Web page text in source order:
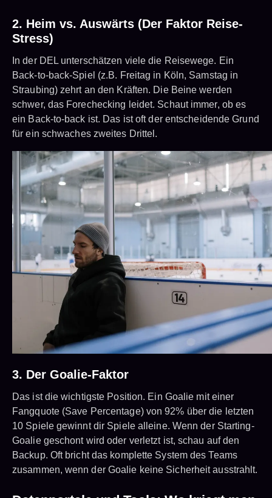
2. Heim vs. Auswärts (Der Faktor Reise-
Stress)
In der DEL unterschätzen viele die Reisewege. Ein
Back-to-back-Spiel (z.B. Freitag in Köln, Samstag in
Straubing) zehrt an den Kräften. Die Beine werden
schwer, das Forechecking leidet. Schaut immer, ob es
ein Back-to-back ist. Das ist oft der entscheidende Grund
für ein schwaches zweites Drittel.
3. Der Goalie-Faktor
Das ist die wichtigste Position. Ein Goalie mit einer
Fangquote (Save Percentage) von 92% über die letzten
10 Spiele gewinnt dir Spiele alleine. Wenn der Starting-
Goalie geschont wird oder verletzt ist, schau auf den
Backup. Oft bricht das komplette System des Teams
zusammen, wenn der Goalie keine Sicherheit ausstrahlt.